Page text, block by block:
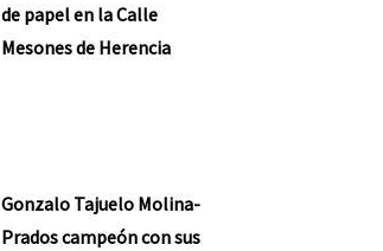
de papel en la Calle
Mesones de Herencia
Gonzalo Tajuelo Molina-
Prados campeón con sus